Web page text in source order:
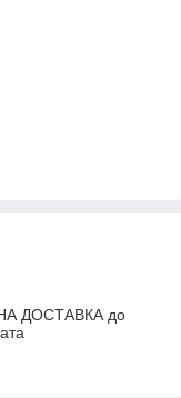
ДОСТАВКА до